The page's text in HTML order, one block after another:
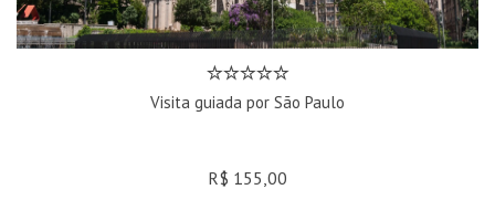
Visita guiada por São Paulo
R$ 155,00